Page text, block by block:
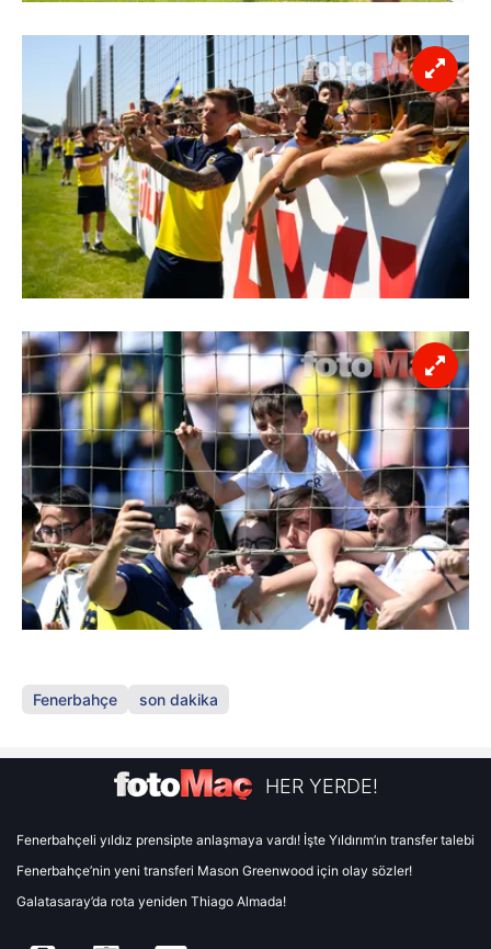
Fenerbahçe son dakika
HER YERDE!
Fenerbahçeli yıldız prensipte anlaşmaya vardı! İşte Yıldırım’ın transfer talebi
Fenerbahçe’nin yeni transferi Mason Greenwood için olay sözler!
Galatasaray’da rota yeniden Thiago Almada!